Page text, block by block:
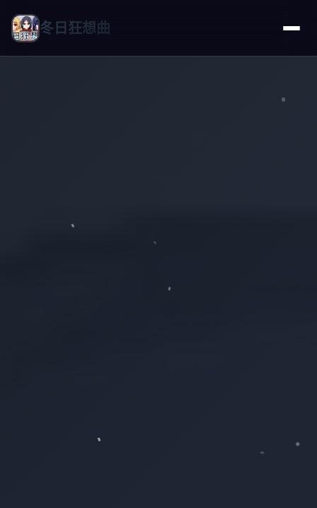
冬日狂想曲